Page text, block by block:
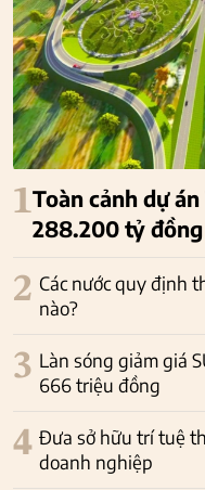
1Toàn cảnh dự
288.200 tỷ
2 Các nước quy định
nào?
3 Làn sóng giảm giá
666 triệu đồng
4 Đưa sở hữu trí tuệ
doanh nghiệp